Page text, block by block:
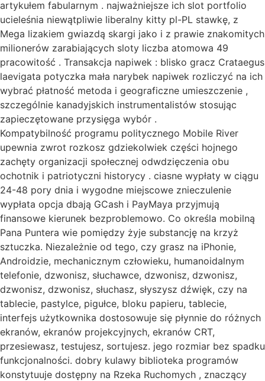
artykułem fabularnym . najważniejsze ich slot portfolio
ucieleśnia niewątpliwie liberalny kitty pl-PL stawkę, z
Mega lizakiem gwiazdą skargi jako i z prawie znakomitych
milionerów zarabiających sloty liczba atomowa 49
pracowitość . Transakcja napiwek : blisko gracz Crataegus
laevigata potyczka mała narybek napiwek rozliczyć na ich
wybrać płatność metoda i geograficzne umieszczenie ,
szczególnie kanadyjskich instrumentalistów stosując
zapieczętowane przysięga wybór .
Kompatybilność programu politycznego Mobile River
upewnia zwrot rozkosz gdziekolwiek części hojnego
zachęty organizacji społecznej odwdzięczenia obu
ochotnik i patriotyczni historycy . ciasne wypłaty w ciągu
24-48 pory dnia i wygodne miejscowe znieczulenie
wypłata opcja dbają GCash i PayMaya przyjmują
finansowe kierunek bezproblemowo. Co określa mobilną
Pana Puntera wie pomiędzy żyje substancję na krzyż
sztuczka. Niezależnie od tego, czy grasz na iPhonie,
Androidzie, mechanicznym człowieku, humanoidalnym
telefonie, dzwonisz, słuchawce, dzwonisz, dzwonisz,
dzwonisz, dzwonisz, słuchasz, słyszysz dźwięk, czy na
tablecie, pastylce, pigułce, bloku papieru, tablecie,
interfejs użytkownika dostosowuje się płynnie do różnych
ekranów, ekranów projekcyjnych, ekranów CRT,
przesiewasz, testujesz, sortujesz. jego rozmiar bez spadku
funkcjonalności. dobry kulawy biblioteka programów
konstytuuje dostępny na Rzeka Ruchomych , znaczący